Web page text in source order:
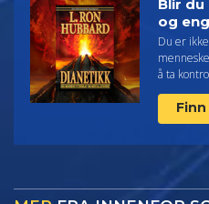
Blir
og
Du er
å ta